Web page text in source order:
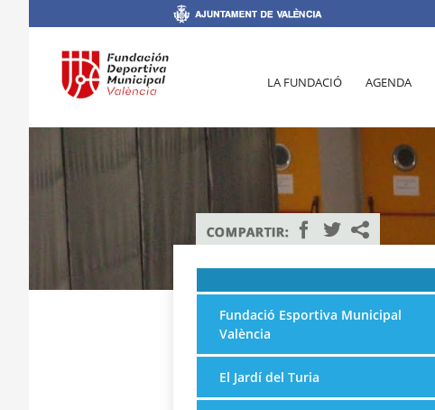
LA FUNDACIÓ AGENDA
Fundació Esportiva Municipal
València
El Jardí del Turia